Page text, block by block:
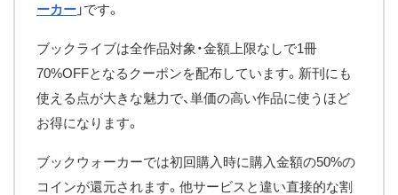
ーカー 」です。
ブックライブは全作品対象・金額上限なしで1冊
70%OFFとなるクーポンを配布しています。新刊にも
使える点が大きな魅力で、単価の高い作品に使うほど
お得になります。
ブックウォーカーでは初回購入時に購入金額の50%の
コインが還元されます。他サービスと違い直接的な割